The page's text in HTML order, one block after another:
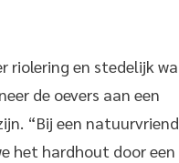
riolering en stedelijk
de oevers aan een
“Bij een
het hardhout door